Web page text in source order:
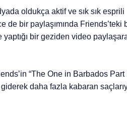
oldukça aktif ve sık sık esprili
de bir paylaşımında Friends’teki
yaptığı bir geziden video
“The One in Barbados Part
daha fazla kabaran